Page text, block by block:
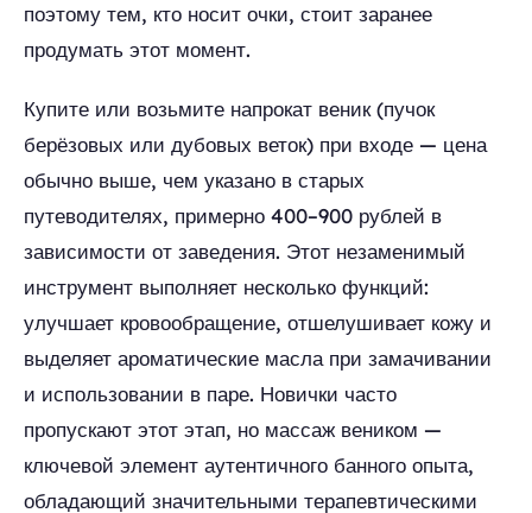
поэтому тем, кто носит очки, стоит заранее
продумать этот момент.
Купите или возьмите напрокат веник (пучок
берёзовых или дубовых веток) при входе — цена
обычно выше, чем указано в старых
путеводителях, примерно 400–900 рублей в
зависимости от заведения. Этот незаменимый
инструмент выполняет несколько функций:
улучшает кровообращение, отшелушивает кожу и
выделяет ароматические масла при замачивании
и использовании в паре. Новички часто
пропускают этот этап, но массаж веником —
ключевой элемент аутентичного банного опыта,
обладающий значительными терапевтическими